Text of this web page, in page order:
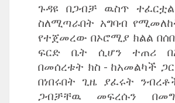
ጉዳዩ በጋብቻ ዉስጥ
ስለሚጣራበት አግባብ
የተጀመረው በኦሮሚያ ክልል
ፍርድ ቤት ሲሆን ተጠሪ
በመሰረቱት ክስ - ከአመልካች
በነበሩበት ጊዜ ያፈሩት
ጋብቻቸዉ መፍረሱን